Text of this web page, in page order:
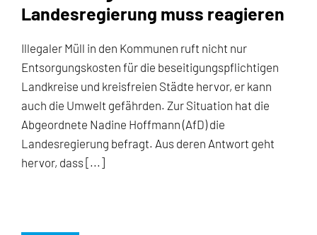
Landesregierung muss reagieren
Illegaler Müll in den Kommunen ruft nicht nur
Entsorgungskosten für die beseitigungspflichtigen
Landkreise und kreisfreien Städte hervor, er kann
auch die Umwelt gefährden. Zur Situation hat die
Abgeordnete Nadine Hoffmann (AfD) die
Landesregierung befragt. Aus deren Antwort geht
hervor, dass [...]